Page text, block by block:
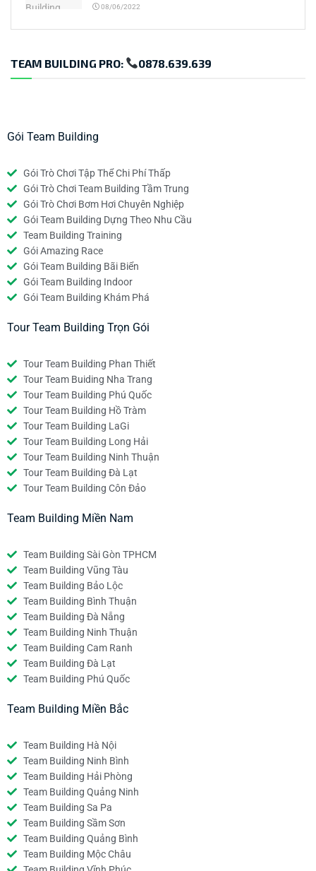
08/06/2022
TEAM BUILDING PRO: 0878.639.639
Gói Team Building
Gói Trò Chơi Tập Thể Chi Phí Thấp
Gói Trò Chơi Team Building Tầm Trung
Gói Trò Chơi Bơm Hơi Chuyên Nghiệp
Gói Team Building Dựng Theo Nhu Cầu
Team Building Training
Gói Amazing Race
Gói Team Building Bãi Biển
Gói Team Building Indoor
Gói Team Building Khám Phá
Tour Team Building Trọn Gói
Tour Team Building Phan Thiết
Tour Team Buiding Nha Trang
Tour Team Building Phú Quốc
Tour Team Building Hồ Tràm
Tour Team Building LaGi
Tour Team Building Long Hải
Tour Team Building Ninh Thuận
Tour Team Building Đà Lạt
Tour Team Building Côn Đảo
Team Building Miền Nam
Team Building Sài Gòn TPHCM
Team Building Vũng Tàu
Team Building Bảo Lộc
Team Building Bình Thuận
Team Building Đà Nẵng
Team Building Ninh Thuận
Team Building Cam Ranh
Team Building Đà Lạt
Team Building Phú Quốc
Team Building Miền Bắc
Team Building Hà Nội
Team Building Ninh Bình
Team Building Hải Phòng
Team Building Quảng Ninh
Team Building Sa Pa
Team Building Sầm Sơn
Team Building Quảng Bình
Team Building Mộc Châu